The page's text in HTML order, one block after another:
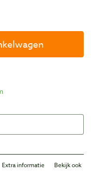
Extra informatie Bekijk ook